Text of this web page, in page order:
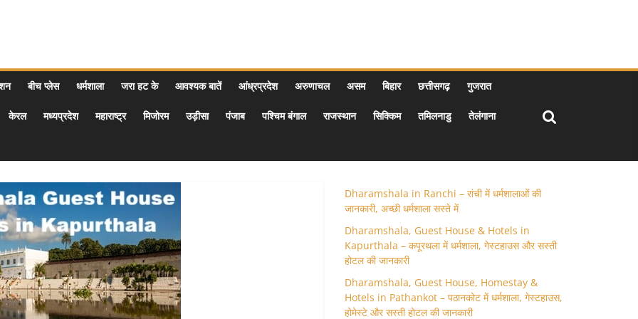
बीच प्लेस धर्मशाला जरा हट के आवश्यक बातें आंध्रप्रदेश अरुणाचल असम बिहार छत्तीसगढ़ गुजरात
केरल मध्यप्रदेश महाराष्ट्र मिजोरम उड़ीसा पंजाब पश्चिम बंगाल राजस्थान सिक्किम तमिलनाडु तेलंगाना
Dharamshala in Ranchi – रांची में धर्मशालाओं की
जानकारी, अच्छी धर्मशाला सस्ते में
Dharamshala, Guest House & Hotels in
Kapurthala – कपूरथला में धर्मशाला, गेस्टहाउस और सस्ती
होटल की जानकारी
Dharamshala, Guest House, Homestay &
Hotels in Pathankot – पठानकोट में धर्मशाला, गेस्टहाउस,
होमेस्टे और सस्ती होटल की जानकारी